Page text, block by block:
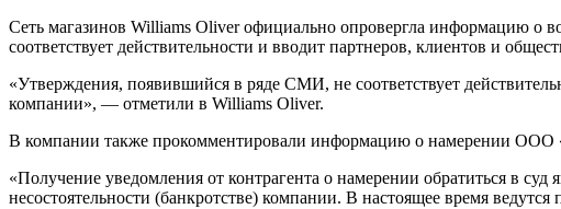
Сеть магазинов Williams Oliver официально опровергла информацию
соответствует действительности и вводит партнеров, клиентов и
«Утверждения, появившийся в ряде СМИ, не соответствует
компании», — отметили в Williams Oliver.
В компании также прокомментировали информацию о намерении
«Получение уведомления от контрагента о намерении обратиться в суд
несостоятельности (банкротстве) компании. В настоящее время